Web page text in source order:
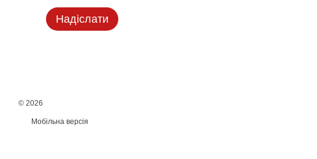
Надіслати
© 2026
Мобільна версія